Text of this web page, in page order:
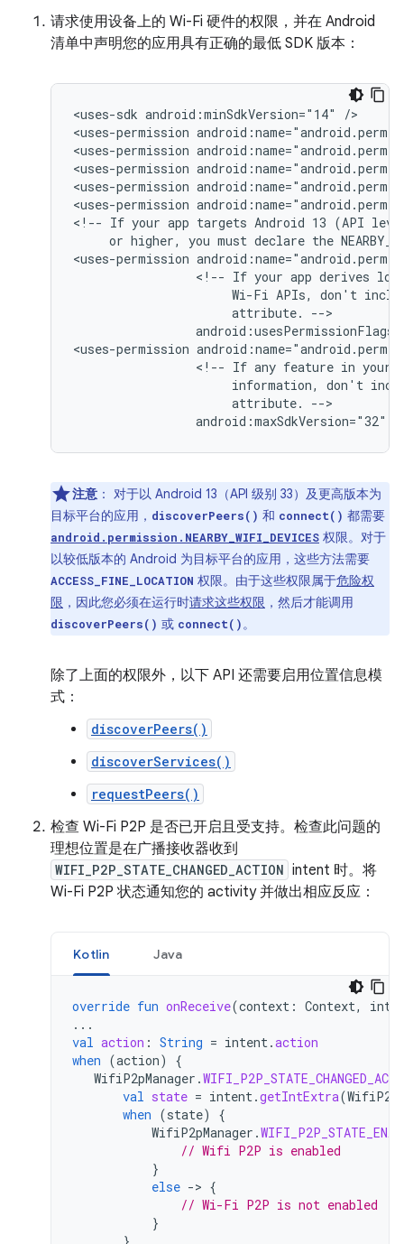
请求使用设备上的 Wi-Fi 硬件的权限，并在 Android
清单中声明您的应用具有正确的最低 SDK 版本：
<uses-sdk android:minSdkVersion="14"
/>
<uses-permission
<uses-permission
<uses-permission
<uses-permission
<uses-permission
<!-- If your app targets Android 13 (API
or higher, you must declare the
<uses-permission
<!-- If your app derives
Wi-Fi APIs, don't
attribute.
<uses-permission
<!-- If any feature in your
information,
don't
attribute.
android:maxSdkVersion="32"
注意 ： 对于以 Android 13（API 级别 33）及更高版本为
目标平台的应用， discoverPeers() 和 connect() 都需要
android.permission.NEARBY_WIFI_DEVICES 权限。对于
以较低版本的 Android 为目标平台的应用，这些方法需要
ACCESS_FINE_LOCATION 权限。由于这些权限属于危险权
限 ，因此您必须在运行时请求这些权限 ，然后才能调用
discoverPeers() 或 connect()。
除了上面的权限外，以下 API 还需要启用位置信息模
式：
discoverPeers()
discoverServices()
requestPeers()
检查 Wi-Fi P2P 是否已开启且受支持。检查此问题的
理想位置是在广播接收器收到
WIFI_P2P_STATE_CHANGED_ACTION intent 时。将
Wi-Fi P2P 状态通知您的 activity 并做出相应反应：
Kotlin Java
override fun onReceive(context : Context,
...
val action : String = intent.action
when (action)
{
WifiP2pManager .
val state = intent.getIntExtra(
when (state)
{
WifiP2pManager .
// Wifi P2P is enabled
}
else -> {
// Wi-Fi P2P is not enabled
}